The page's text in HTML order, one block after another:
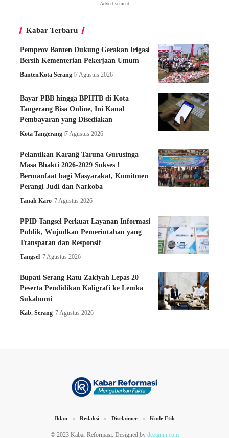
- Advertisement -
Kabar Terbaru
Pemprov Banten Dukung Gerakan Irigasi
Bersih Kementerian Pekerjaan Umum
BantenKota Serang 7 Agustus 2026
Bayar PBB hingga BPHTB di Kota
Tangerang Bisa Online, Ini Kanal
Pembayaran yang Disediakan
Kota Tangerang 7 Agustus 2026
Pelantikan Karanĝ Taruna Gurusinga
Masa Bhakti 2026-2029 Sukses !
Bermanfaat bagi Masyarakat, Komitmen
Perangi Judi dan Narkoba
Tanah Karo 7 Agustus 2026
PPID Tangsel Perkuat Layanan Informasi
Publik, Wujudkan Pemerintahan yang
Transparan dan Responsif
Tangsel 7 Agustus 2026
Bupati Serang Ratu Zakiyah Lepas 20
Peserta Pendidikan Kaligrafi ke Lemka
Sukabumi
Kab. Serang 7 Agustus 2026
© 2023 Kabar Reformasi. Designed by dezainin.com
Iklan Redaksi Disclaimer Kode Etik